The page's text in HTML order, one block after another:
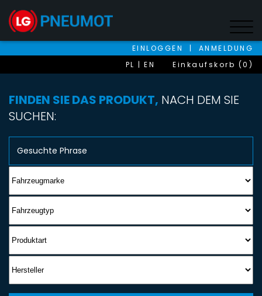
EINLOGGEN |
ANMELDUNG
PL
EN Einkaufskorb (0)
FINDEN SIE DAS PRODUKT, NACH DEM SIE
SUCHEN: